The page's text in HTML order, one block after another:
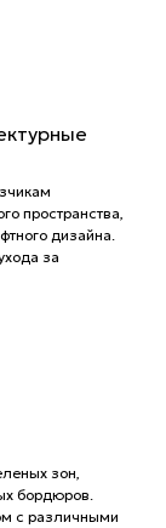
пространства,
дизайна.
за
зон,
бордюров.
с различными